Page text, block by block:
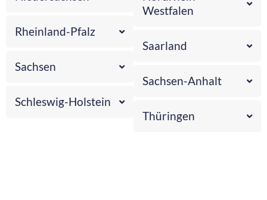
Rheinland-Pfalz
Sachsen
Schleswig-Holstein
Westfalen
Saarland
Sachsen-Anhalt
Thüringen